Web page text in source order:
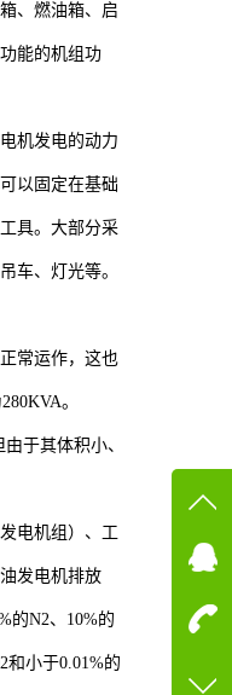
、燃油箱、启
能的机组功
机发电的动力
以固定在基础
具。大部分采
车、灯光等。
常运作，这也
。
于其体积小、
电机组）、工
发电机排放
的N2、10%的
和小于0.01%的